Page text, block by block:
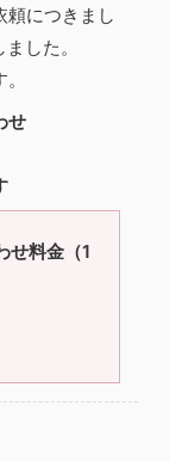
頼につきまし
した。
せ
せ料金（1